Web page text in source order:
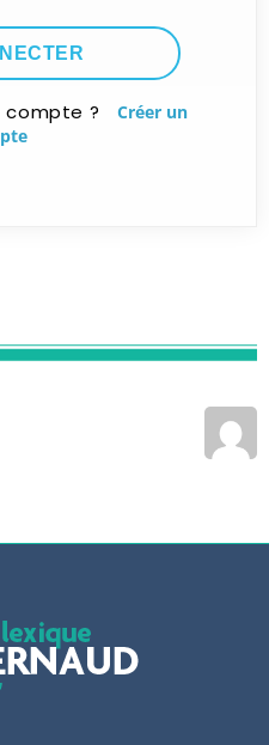
compte ?
Créer un